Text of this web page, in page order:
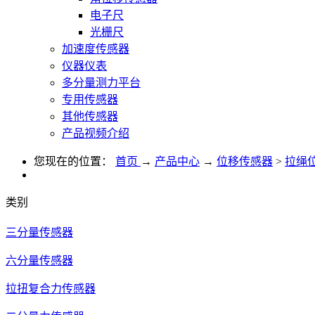
电子尺
光栅尺
加速度传感器
仪器仪表
多分量测力平台
专用传感器
其他传感器
产品视频介绍
您现在的位置： 首页 → 产品中心 → 位移传感器 > 拉绳
类别
三分量传感器
六分量传感器
拉扭复合力传感器